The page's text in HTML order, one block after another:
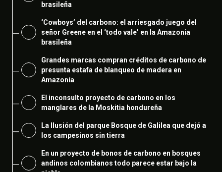
brasileña
‘Cowboys’ del carbono: el arriesgado juego del
señor Greene en el ‘todo vale’ en la Amazonia
brasileña
Grandes marcas compran créditos de carbono de
presunta estafa de blanqueo de madera en
Amazonía
El inconsulto proyecto de carbono en los
manglares de la Moskitia hondureña
La Ilusión del parque Bosque de Galilea que dejó a
los campesinos sin tierra
En un proyecto de bonos de carbono en bosques
andinos colombianos todo parece estar bajo la